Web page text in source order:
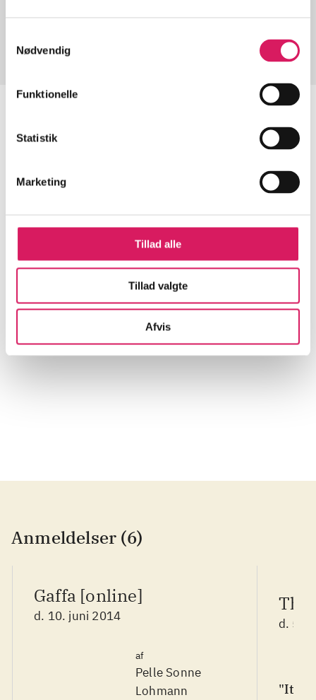
Nødvendig
Funktionelle
Statistik
Marketing
Tillad alle
Tillad valgte
Afvis
Alle registrerede artikler fordelt på udgivelser
...
...
Anmeldelser (6)
Gaffa [online]
d. 10. juni 2014
af
Pelle Sonne
Lohmann
The
d. 5.
"It's